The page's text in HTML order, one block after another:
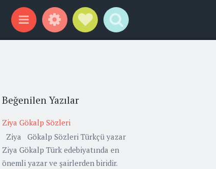
Menu WidgetsSocial Links
Search
Beğenilen Yazılar
Ziya Gökalp Sözleri
Ziya Gökalp Sözleri Türkçü yazar
Ziya Gökalp Türk edebiyatında en
önemli yazar ve şairlerden biridir.